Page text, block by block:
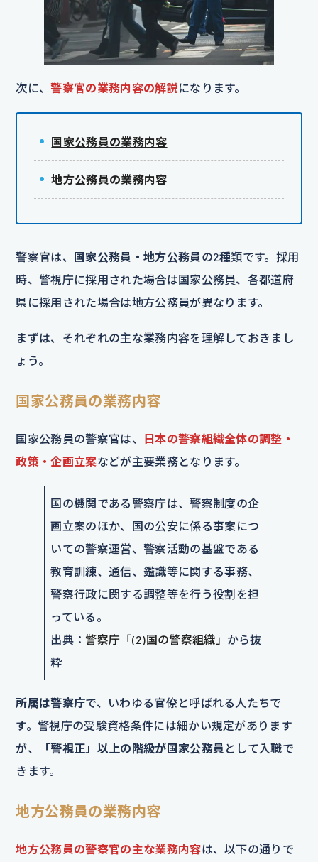
次に、警察官の業務内容の解説になります。
国家公務員の業務内容
地方公務員の業務内容
警察官は、 国家公務員・地方公務員 の2種類です。採用
時、警視庁に採用された場合は国家公務員、各都道府
県に採用された場合は地方公務員が異なります。
まずは、それぞれの主な業務内容を理解しておきまし
ょう。
国家公務員の業務内容
国家公務員の警察官は、
日本の警察組織全体の調整・
政策・企画立案などが主要業務となります。
国の機関である警察庁は、警察制度の企
画立案のほか、国の公安に係る事案につ
いての警察運営、警察活動の基盤である
教育訓練、通信、鑑識等に関する事務、
警察行政に関する調整等を行う役割を担
っている。
出典：警察庁「(2)国の警察組織」 から抜
粋
所属は警察庁で、いわゆる官僚と呼ばれる人たちで
す。警視庁の受験資格条件には細かい規定があります
が、
「警視正」以上の階級が国家公務員 として入職で
きます。
地方公務員の業務内容
地方公務員の警察官の主な業務内容は、以下の通りで